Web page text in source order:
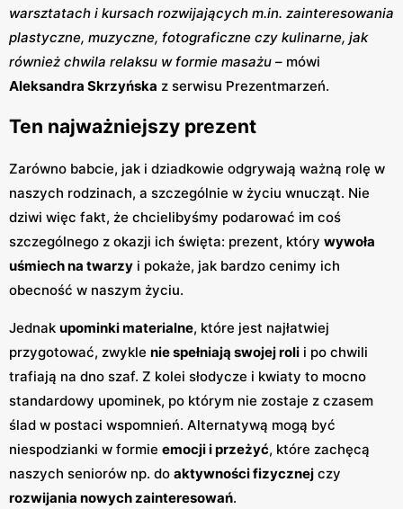
warsztatach i kursach rozwijających m.in. zainteresowania
plastyczne, muzyczne, fotograficzne czy kulinarne, jak
również chwila relaksu w formie masażu – mówi
Aleksandra Skrzyńska z serwisu Prezentmarzeń.
Ten najważniejszy prezent
Zarówno babcie, jak i dziadkowie odgrywają ważną rolę w
naszych rodzinach, a szczególnie w życiu wnucząt. Nie
dziwi więc fakt, że chcielibyśmy podarować im coś
szczególnego z okazji ich święta: prezent, który wywoła
uśmiech na twarzy i pokaże, jak bardzo cenimy ich
obecność w naszym życiu.
Jednak upominki materialne, które jest najłatwiej
przygotować, zwykle nie spełniają swojej roli i po chwili
trafiają na dno szaf. Z kolei słodycze i kwiaty to mocno
standardowy upominek, po którym nie zostaje z czasem
ślad w postaci wspomnień. Alternatywą mogą być
niespodzianki w formie emocji i przeżyć, które zachęcą
naszych seniorów np. do aktywności fizycznej czy
rozwijania nowych zainteresowań.